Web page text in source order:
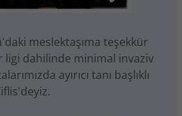
meslektaşıma teşekkür
ligi dahilinde minimal invaziv
ayırıcı tanı başlıklı